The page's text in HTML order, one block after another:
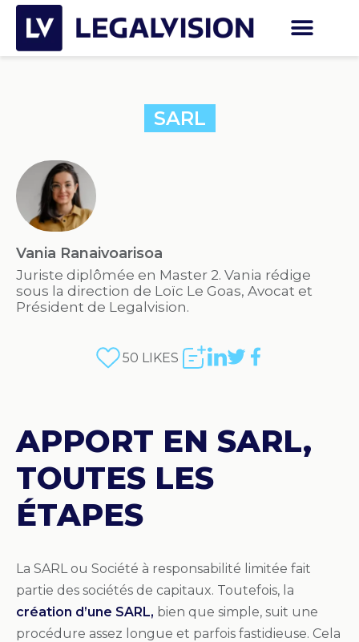
SARL
Vania Ranaivoarisoa
Juriste diplômée en Master 2. Vania rédige
sous la direction de Loïc Le Goas, Avocat et
Président de Legalvision.
50 LIKES
APPORT EN SARL,
TOUTES LES
ÉTAPES
La SARL ou Société à responsabilité limitée fait
partie des sociétés de capitaux. Toutefois, la
création d’une SARL, bien que simple, suit une
procédure assez longue et parfois fastidieuse. Cela